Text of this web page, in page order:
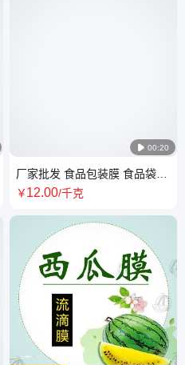
 00:20
厂家批发 食品包装膜 食品袋
pe聚乙烯 复合膜乳白透明pe原
￥12.00/千克